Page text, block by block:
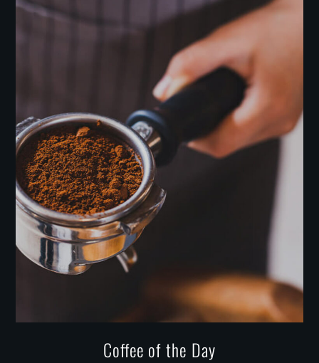
Coffee of the Day